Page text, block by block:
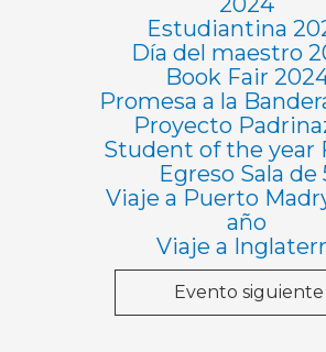
Estudiantina
Día del maestro
Book Fair
Promesa a la
Proyecto
Student of the year
Egreso Sala de
Viaje a Puerto
año
Viaje a
Evento siguiente